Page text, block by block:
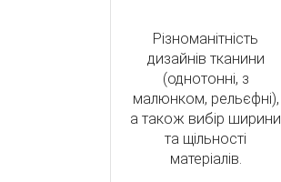
Різноманітність
дизайнів тканини
(однотонні, з
малюнком, рельєфні),
а також вибір ширини
та щільності
матеріалів.